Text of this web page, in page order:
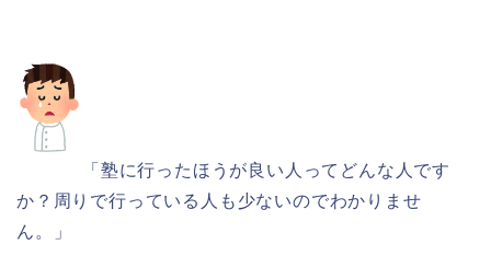
「塾に行ったほうが良い人ってどんな人です
か？周りで行っている人も少ないのでわかりませ
ん。」